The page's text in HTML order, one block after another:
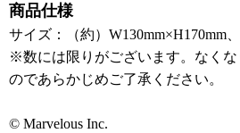
商品仕様
サイズ：（約）W130mm×H170mm
※数には限りがございます。なく
のであらかじめご了承ください。
© Marvelous Inc.